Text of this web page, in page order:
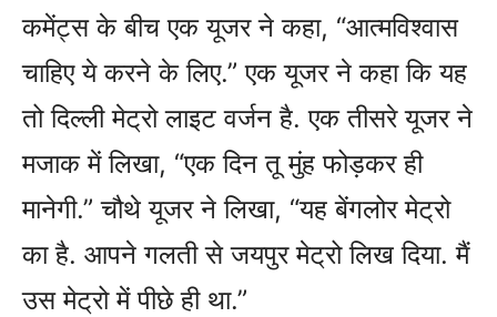
कमेंट्स के बीच एक यूजर ने कहा, “आत्मविश्वास
चाहिए ये करने के लिए.” एक यूजर ने कहा कि यह
तो दिल्ली मेट्रो लाइट वर्जन है. एक तीसरे यूजर ने
मजाक में लिखा, “एक दिन तू मुंह फोड़कर ही
मानेगी.” चौथे यूजर ने लिखा, “यह बेंगलोर मेट्रो
का है. आपने गलती से जयपुर मेट्रो लिख दिया. मैं
उस मेट्रो में पीछे ही था.”